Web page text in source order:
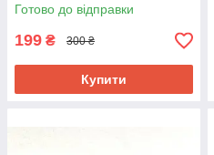
Готово до відправки
199 ₴ 300 ₴
Купити